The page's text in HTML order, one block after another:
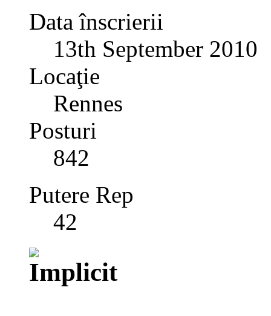
Data înscrierii
13th September 2010
Locaţie
Rennes
Posturi
842
Putere Rep
42